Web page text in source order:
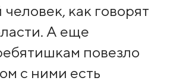
как говорят
А еще
повезло
с ними есть